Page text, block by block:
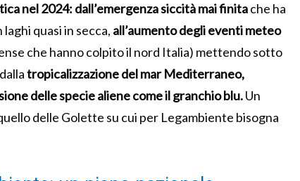
nel 2024: dall’emergenza siccità mai finitache ha
quasi in secca, all’aumento degli eventi meteo
che hanno colpito il nord Italia) mettendo sotto
tropicalizzazione del mar Mediterraneo,
delle specie aliene come il granchio blu.Un
delle Golette su cui per Legambiente bisogna